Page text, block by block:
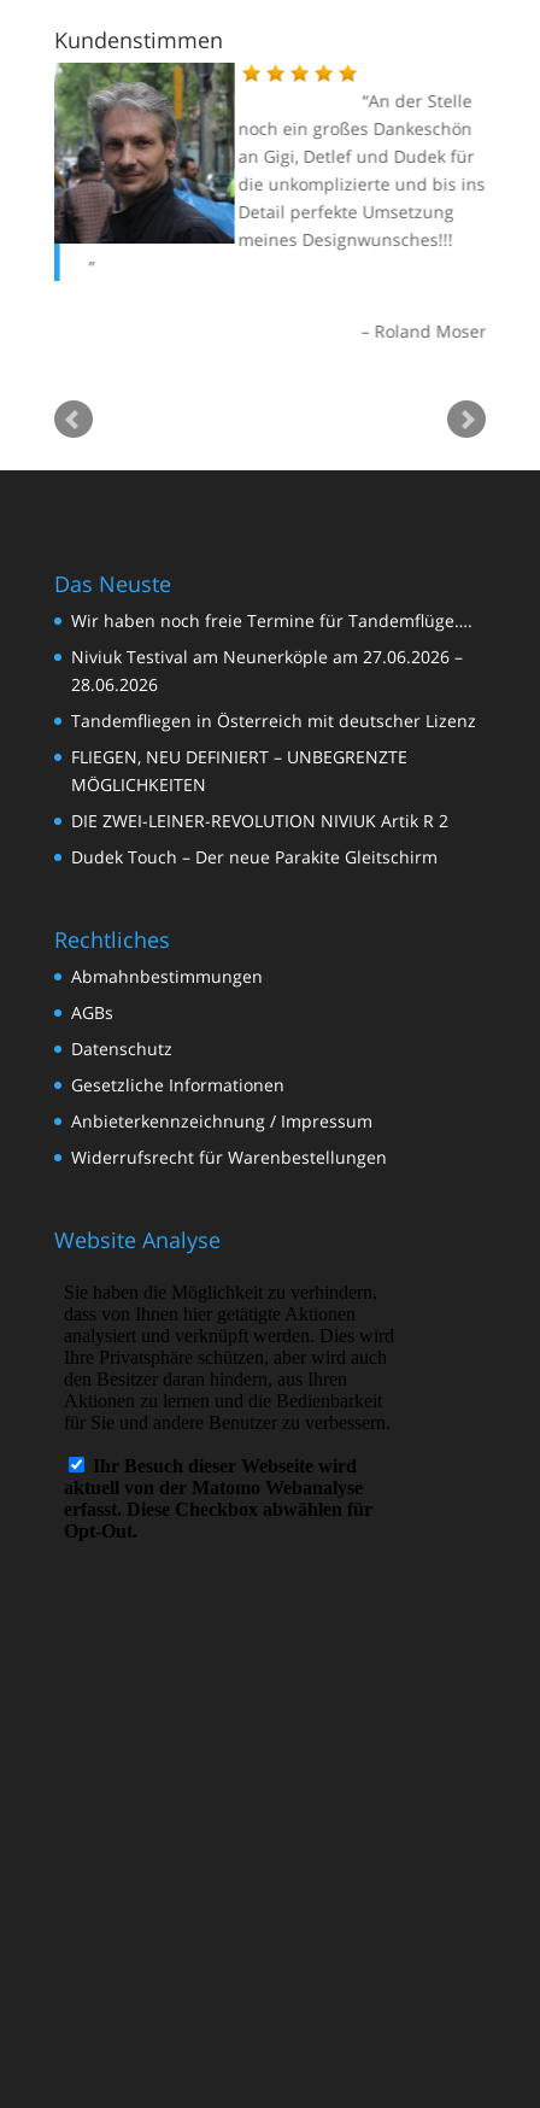
Kundenstimmen
An der Stelle
noch ein großes Dankeschön
an Gigi, Detlef und Dudek für
die unkomplizierte und bis ins
Detail perfekte Umsetzung
meines Designwunsches!!!
Roland Moser
Das Neuste
Wir haben noch freie Termine für Tandemflüge….
Niviuk Testival am Neunerköple am 27.06.2026 –
28.06.2026
Tandemfliegen in Österreich mit deutscher Lizenz
FLIEGEN, NEU DEFINIERT – UNBEGRENZTE
MÖGLICHKEITEN
DIE ZWEI-LEINER-REVOLUTION NIVIUK Artik R 2
Dudek Touch – Der neue Parakite Gleitschirm
Rechtliches
Abmahnbestimmungen
AGBs
Datenschutz
Gesetzliche Informationen
Anbieterkennzeichnung / Impressum
Widerrufsrecht für Warenbestellungen
Website Analyse